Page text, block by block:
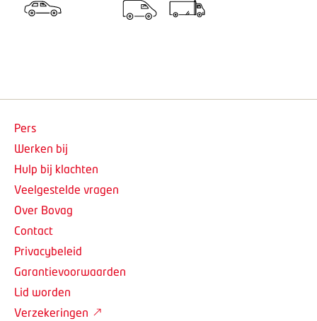
Pers
Werken bij
Hulp bij klachten
Veelgestelde vragen
Over Bovag
Contact
Privacybeleid
Garantievoorwaarden
Lid worden
Verzekeringen